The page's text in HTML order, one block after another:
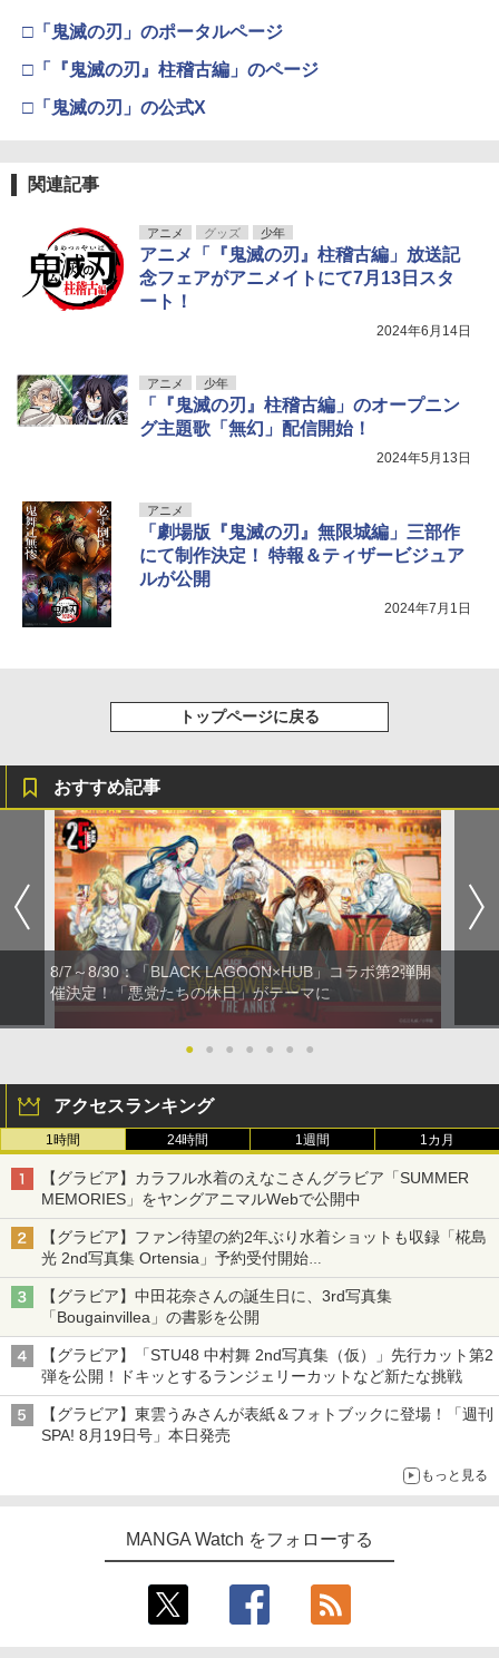
□「鬼滅の刃」のポータルページ
□「『鬼滅の刃』柱稽古編」のページ
□「鬼滅の刃」の公式X
関連記事
アニメ グッズ 少年
アニメ「『鬼滅の刃』柱稽古編」放送記
念フェアがアニメイトにて7月13日スタ
ート！
2024年6月14日
アニメ 少年
「『鬼滅の刃』柱稽古編」のオープニン
グ主題歌「無幻」配信開始！
2024年5月13日
アニメ
「劇場版『鬼滅の刃』無限城編」三部作
にて制作決定！ 特報＆ティザービジュア
ルが公開
2024年7月1日
トップページに戻る
おすすめ記事
8/7～8/30：「BLACK LAGOON×HUB」コラボ第2弾開
催決定！「悪党たちの休日」がテーマに
● ● ● ● ● ● ●
アクセスランキング
1時間 24時間 1週間 1カ月
【グラビア】カラフル水着のえなこさんグラビア「SUMMER
MEMORIES」をヤングアニマルWebで公開中
【グラビア】ファン待望の約2年ぶり水着ショットも収録「椛島
光 2nd写真集 Ortensia」予約受付開始
10月30日発売
【グラビア】中田花奈さんの誕生日に、3rd写真集
「Bougainvillea」の書影を公開
【グラビア】「STU48 中村舞 2nd写真集（仮）」先行カット第2
弾を公開！ドキッとするランジェリーカットなど新たな挑戦
【グラビア】東雲うみさんが表紙＆フォトブックに登場！「週刊
SPA! 8月19日号」本日発売
もっと見る
MANGA Watch をフォローする